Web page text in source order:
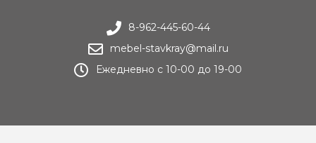
8-962-445-60-44
mebel-stavkray@mail.ru
Ежедневно с 10-00 до 19-00